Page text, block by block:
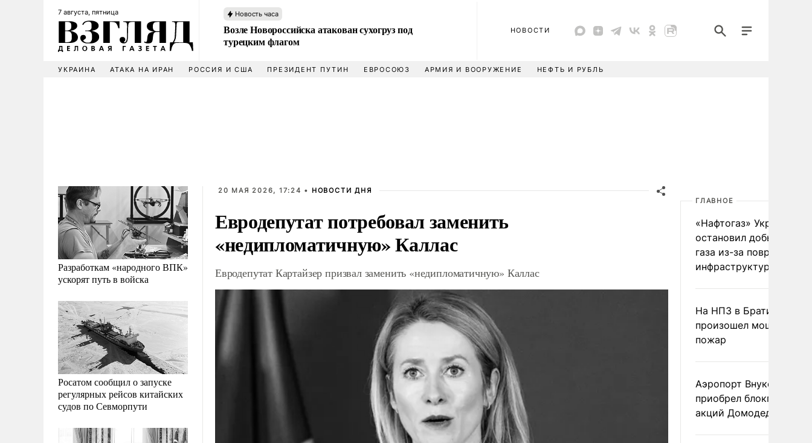
7 августа, пятница Новость часа
Возле Новороссийска атакован сухогруз под
турецким флагом
НОВОСТИ
УКРАИНА АТАКА НА ИРАН РОССИЯ И США ПРЕЗИДЕНТ ПУТИН ЕВРОСОЮЗ АРМИЯ И ВООРУЖЕНИЕ НЕФТЬ И РУБЛЬ
Разработкам «народного ВПК»
ускорят путь в войска
Росатом сообщил о запуске
регулярных рейсов китайских
судов по Севморпути
20 МАЯ 2026, 17:24 • НОВОСТИ ДНЯ
Евродепутат потребовал заменить
«недипломатичную» Каллас
Евродепутат Картайзер призвал заменить «недипломатичную» Каллас
ГЛАВНОЕ
«Нафтогаз» Украины
остановил добычу
газа из-за повреждения
инфраструктуры
На НПЗ в Братиславе
произошел мощный
пожар
Аэропорт Внуково
приобрел блокпакет
акций Домодедово